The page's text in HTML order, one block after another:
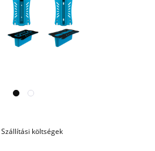
Szállítási költségek